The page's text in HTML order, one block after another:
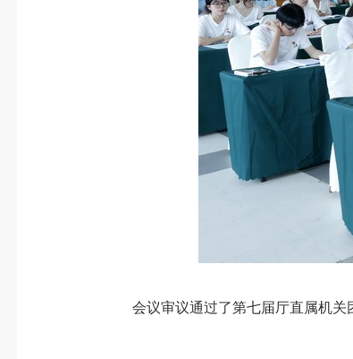
会议审议通过了第七届厅直属机关团